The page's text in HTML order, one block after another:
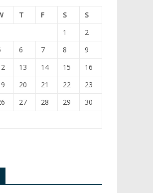
T F S
S
1
2
6 7 8
9
13 14 15
16
20 21 22
23
27 28 29
30